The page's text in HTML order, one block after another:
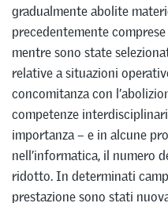
gradualmente abolite
precedentemente
mentre sono state
relative a situazioni
concomitanza con
competenze
importanza – e in alcune
nell’informatica, il numero
ridotto. In determinati
prestazione sono stati